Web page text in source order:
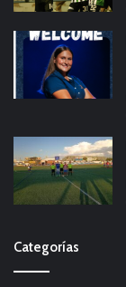
Categorías